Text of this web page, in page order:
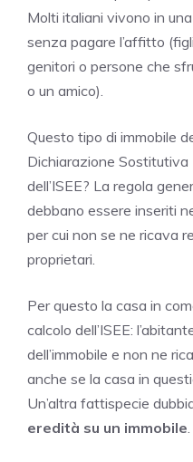
Molti italiani vivono in
senza pagare l’affitto
genitori o persone che
o un amico).
Questo tipo di immobile
Dichiarazione Sostitutiva
dell’ISEE? La regola
debbano essere inseriti
per cui non se ne ricava
proprietari.
Per questo la casa in
calcolo dell’ISEE:
dell’immobile e non ne
anche se la casa in
Un’altra fattispecie
eredità su un immobile.